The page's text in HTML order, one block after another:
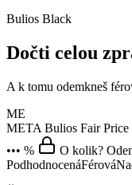
Bulios Black
Dočti celou
A k tomu odemkneš
ME
META Bulios Fair Price
••• %
O kolik?
PodhodnocenáFérová